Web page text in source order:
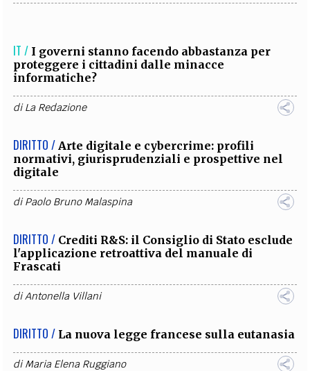
IT / I governi stanno facendo abbastanza per
proteggere i cittadini dalle minacce
informatiche?
diLa Redazione
DIRITTO / Arte digitale e cybercrime: profili
normativi, giurisprudenziali e prospettive nel
digitale
diPaolo Bruno Malaspina
DIRITTO / Crediti R&S: il Consiglio di Stato esclude
l'applicazione retroattiva del manuale di
Frascati
diAntonella Villani
DIRITTO / La nuova legge francese sulla eutanasia
diMaria Elena Ruggiano